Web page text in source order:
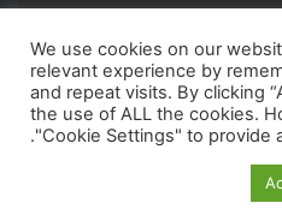
We use cookies on our
relevant experience by
and repeat visits. By clicking
the use of ALL the cookies.
"Cookie Settings" to provide